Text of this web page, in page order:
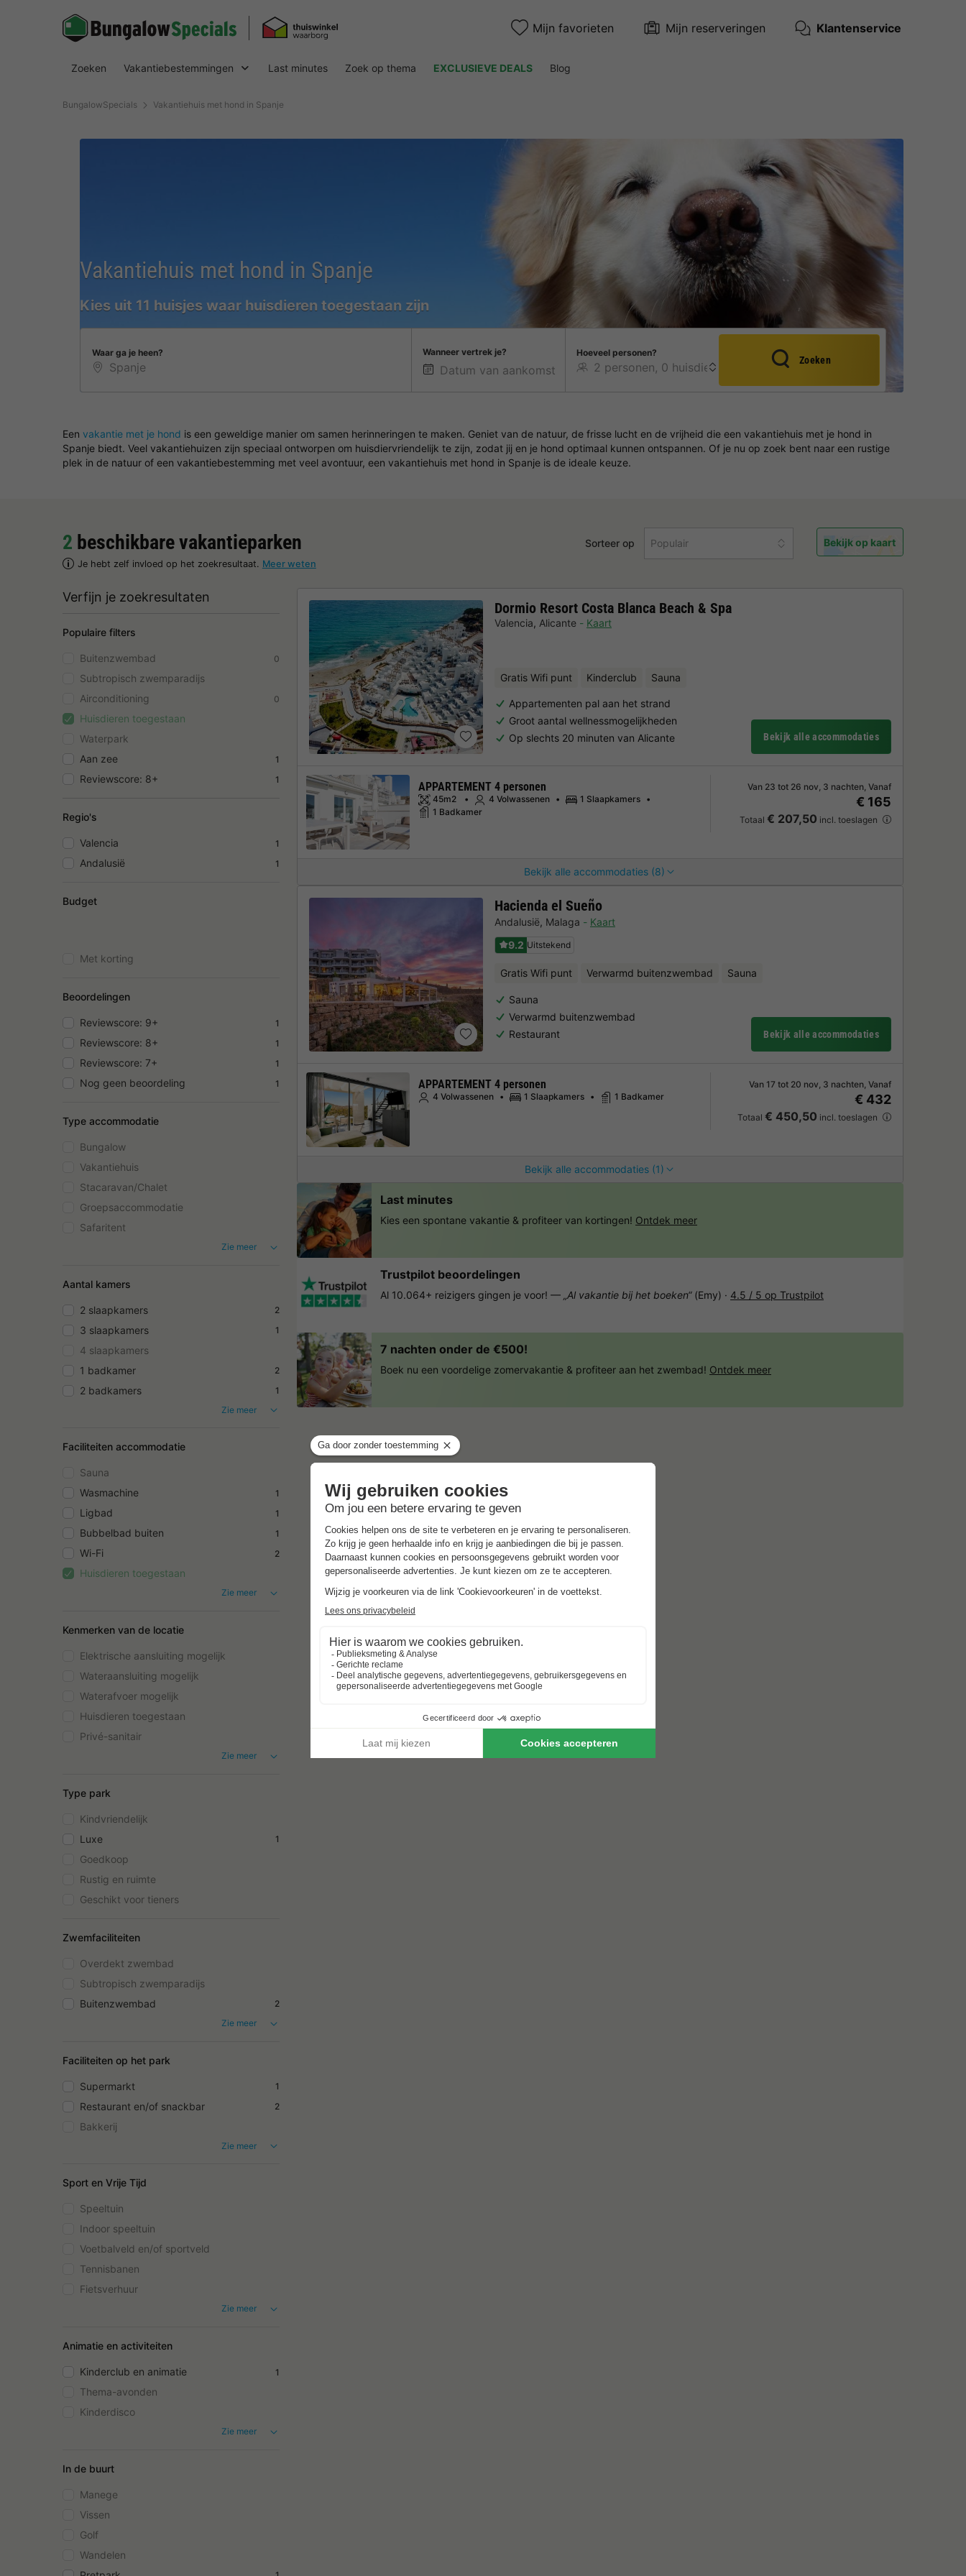
Mijn favorieten Mijn reserveringen Klantenservice
Zoeken Vakantiebestemmingen Last minutes Zoek op thema EXCLUSIEVE DEALS Blog
BungalowSpecials Vakantiehuis met hond in Spanje
Vakantiehuis met hond in Spanje
Kies uit 11 huisjes waar huisdieren toegestaan zijn
Waar ga je heen? Wanneer vertrek je? Hoeveel personen?
Zoeken
Een vakantie met je hond is een geweldige manier om samen herinneringen te maken. Geniet van de natuur, de frisse lucht en de vrijheid die een vakantiehuis met je hond in
Spanje biedt. Veel vakantiehuizen zijn speciaal ontworpen om huisdiervriendelijk te zijn, zodat jij en je hond optimaal kunnen ontspannen. Of je nu op zoek bent naar een rustige
plek in de natuur of een vakantiebestemming met veel avontuur, een vakantiehuis met hond in Spanje is de ideale keuze.
2 beschikbare vakantieparken
Je hebt zelf invloed op het zoekresultaat. Meer weten
Sorteer op Populair Bekijk op kaart
Verfijn je zoekresultaten
Populaire filters
Buitenzwembad 0
Subtropisch zwemparadijs
Airconditioning
0
Huisdieren toegestaan
Waterpark
Aan zee
1
Reviewscore: 8+ 1
Regio's
Valencia 1
Andalusië 1
Budget
Met korting
Beoordelingen
Reviewscore: 9+ 1
Reviewscore: 8+ 1
Reviewscore: 7+ 1
Nog geen beoordeling 1
Type accommodatie
Bungalow
Vakantiehuis
Stacaravan/Chalet
Groepsaccommodatie
Safaritent
Zie meer
Aantal kamers
2 slaapkamers 2
3 slaapkamers 1
4 slaapkamers
1 badkamer
2
2 badkamers
1
Zie meer
Faciliteiten accommodatie
Sauna
Wasmachine
1
Ligbad 1
Bubbelbad buiten 1
Wi-Fi 2
Huisdieren toegestaan
Zie meer
Kenmerken van de locatie
Elektrische aansluiting mogelijk
Wateraansluiting mogelijk
Waterafvoer mogelijk
Huisdieren toegestaan
Privé-sanitair
Zie meer
Type park
Kindvriendelijk
Luxe
1
Goedkoop
Rustig en ruimte
Geschikt voor tieners
Zwemfaciliteiten
Overdekt zwembad
Subtropisch zwemparadijs
Buitenzwembad
2
Zie meer
Faciliteiten op het park
Supermarkt 1
Restaurant en/of snackbar 2
Bakkerij
Zie meer
Sport en Vrije Tijd
Speeltuin
Indoor speeltuin
Voetbalveld en/of sportveld
Tennisbanen
Fietsverhuur
Zie meer
Animatie en activiteiten
Kinderclub en animatie 1
Thema-avonden
Kinderdisco
Zie meer
In de buurt
Manege
Vissen
Golf
Wandelen
Dormio Resort Costa Blanca Beach & Spa
Valencia, Alicante Kaart
Gratis Wifi punt Kinderclub Sauna
Appartementen pal aan het strand
Groot aantal wellnessmogelijkheden
Op slechts 20 minuten van Alicante
Bekijk alle accommodaties
Bekijk alle accommodaties (8)
APPARTEMENT 4 personen
45m2 4 Volwassenen
1 Slaapkamers
1 Badkamer
Van 23 tot 26 nov, 3 nachten, Vanaf
€ 165
Totaal € 207,50 incl. toeslagen
Hacienda el Sueño
Andalusië, Malaga
Kaart
9.2 Uitstekend
Gratis Wifi punt Verwarmd buitenzwembad Sauna
Sauna
Verwarmd buitenzwembad
Restaurant
Bekijk alle accommodaties
Bekijk alle accommodaties (1)
APPARTEMENT 4 personen
4 Volwassenen 1 Slaapkamers 1 Badkamer
Van 17 tot 20 nov, 3 nachten, Vanaf
€ 432
Totaal € 450,50 incl. toeslagen
Last minutes
Kies een spontane vakantie & profiteer van kortingen! Ontdek meer
Trustpilot beoordelingen
Al 10.064+ reizigers gingen je voor! — „Al vakantie bij het boeken“(Emy) · 4.5 / 5 op Trustpilot
7 nachten onder de €500!
Boek nu een voordelige zomervakantie & profiteer aan het zwembad! Ontdek meer